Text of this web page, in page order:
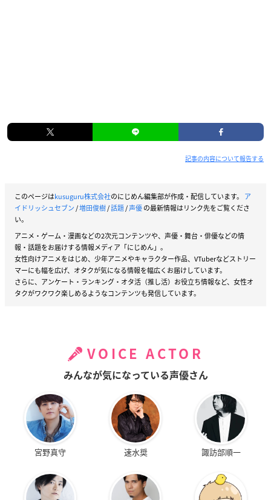
記事の内容について報告する
このページはkusuguru株式会社のにじめん編集部が作成・配信しています。 ア
イドリッシュセブン/増田俊樹/話題/声優の最新情報はリンク先をご覧くださ
い。
アニメ・ゲーム・漫画などの2次元コンテンツや、声優・舞台・俳優などの情
報・話題をお届けする情報メディア「にじめん」。
女性向けアニメをはじめ、少年アニメやキャラクター作品、VTuberなどストリー
マーにも幅を広げ、オタクが気になる情報を幅広くお届けしています。
さらに、アンケート・ランキング・オタ活（推し活）お役立ち情報など、女性オ
タクがワクワク楽しめるようなコンテンツも発信しています。
VOICE ACTOR
みんなが気になっている声優さん
宮野真守 速水奨 諏訪部順一